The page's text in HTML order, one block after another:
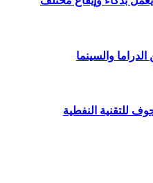
والسينما
للتقنية النفطية